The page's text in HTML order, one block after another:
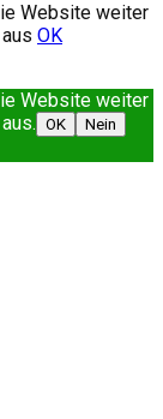
Website weiter
OK
Website weiter
OK
Nein